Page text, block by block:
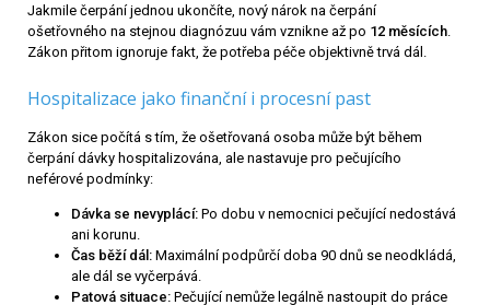
Jakmile čerpání jednou ukončíte, nový nárok na čerpání
ošetřovného na stejnou diagnózuu vám vznikne až po 12 měsících
Zákon přitom ignoruje fakt, že potřeba péče objektivně trvá dál.
Hospitalizace jako finanční i procesní past
Zákon sice počítá s tím, že ošetřovaná osoba může být během
čerpání dávky hospitalizována, ale nastavuje pro pečujícího
neférové podmínky:
Dávka se nevyplácí: Po dobu v nemocnici pečující nedostává
ani korunu.
Čas běží dál: Maximální podpůrčí doba 90 dnů se neodkládá,
ale dál se vyčerpává.
Patová situace: Pečující nemůže legálně nastoupit do práce